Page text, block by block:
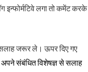
इन्फोर्मटिवे लगा तो कमेंट करके
जरूर ले। ऊपर दिए गए
संबंधित विशेषज्ञ से सलाह